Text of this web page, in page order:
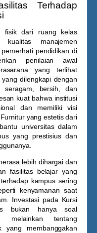
Terhadap
fisik dari ruang kelas
kualitas manajemen
pendidikan di
penilaian awal
yang terlihat
dilengkapi dengan
bersih, dan
kuat bahwa institusi
dan memiliki visi
yang estetis dari
universitas dalam
yang prestisius dan
lebih dihargai dan
fasilitas belajar yang
kampus sering
kenyamanan saat
Investasi pada Kursi
bukan hanya soal
melainkan tentang
yang membanggakan